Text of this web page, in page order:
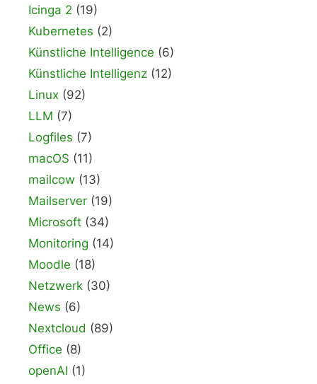
Icinga 2 (19)
Kubernetes (2)
Künstliche Intelligence (6)
Künstliche Intelligenz (12)
Linux (92)
LLM (7)
Logfiles (7)
macOS (11)
mailcow (13)
Mailserver (19)
Microsoft (34)
Monitoring (14)
Moodle (18)
Netzwerk (30)
News (6)
Nextcloud (89)
Office (8)
openAI (1)